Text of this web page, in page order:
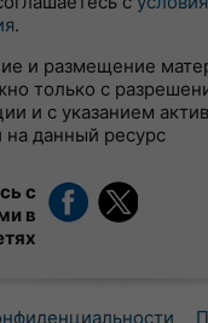
.
и размещение
только с
и с указанием
на данный ресурс
с
в